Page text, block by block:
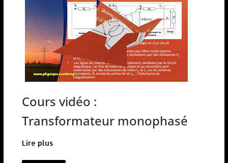
Cours vidéo :
Transformateur monophasé
Lire plus